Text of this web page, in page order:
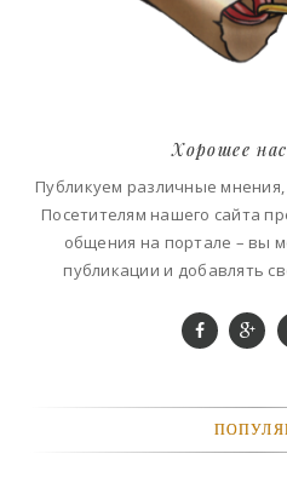
Хорошее
Публикуем различные
Посетителям нашего сайта
общения на портале – вы
публикации и добавлять